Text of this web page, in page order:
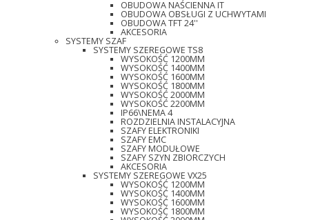
OBUDOWA NAŚCIENNA IT
OBUDOWA OBSŁUGI Z UCHWYTAMI
OBUDOWA TFT 24''
AKCESORIA
SYSTEMY SZAF
SYSTEMY SZEREGOWE TS8
WYSOKOŚĆ 1200MM
WYSOKOŚĆ 1400MM
WYSOKOŚĆ 1600MM
WYSOKOŚĆ 1800MM
WYSOKOŚĆ 2000MM
WYSOKOŚĆ 2200MM
IP66\NEMA 4
ROZDZIELNIA INSTALACYJNA
SZAFY ELEKTRONIKI
SZAFY EMC
SZAFY MODUŁOWE
SZAFY SZYN ZBIORCZYCH
AKCESORIA
SYSTEMY SZEREGOWE VX25
WYSOKOŚĆ 1200MM
WYSOKOŚĆ 1400MM
WYSOKOŚĆ 1600MM
WYSOKOŚĆ 1800MM